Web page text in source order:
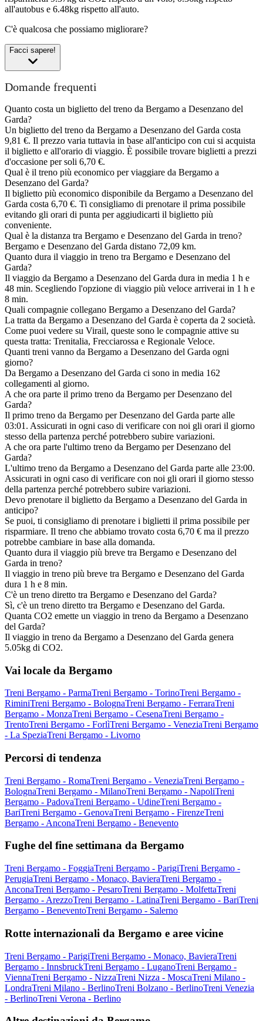
all'autobus e 6.48kg rispetto all'auto.
C'è qualcosa che possiamo migliorare?
Facci sapere!
Domande frequenti
Quanto costa un biglietto del treno da Bergamo a Desenzano del
Garda?
Un biglietto del treno da Bergamo a Desenzano del Garda costa
9,81 €. Il prezzo varia tuttavia in base all'anticipo con cui si acquista
il biglietto e all'orario di viaggio. È possibile trovare biglietti a prezzi
d'occasione per soli 6,70 €.
Qual è il treno più economico per viaggiare da Bergamo a
Desenzano del Garda?
Il biglietto più economico disponibile da Bergamo a Desenzano del
Garda costa 6,70 €. Ti consigliamo di prenotare il prima possibile
evitando gli orari di punta per aggiudicarti il biglietto più
conveniente.
Qual è la distanza tra Bergamo e Desenzano del Garda in treno?
Bergamo e Desenzano del Garda distano 72,09 km.
Quanto dura il viaggio in treno tra Bergamo e Desenzano del
Garda?
Il viaggio da Bergamo a Desenzano del Garda dura in media 1 h e
48 min. Scegliendo l'opzione di viaggio più veloce arriverai in 1 h e
8 min.
Quali compagnie collegano Bergamo a Desenzano del Garda?
La tratta da Bergamo a Desenzano del Garda è coperta da 2 società.
Come puoi vedere su Virail, queste sono le compagnie attive su
questa tratta: Trenitalia, Frecciarossa e Regionale Veloce.
Quanti treni vanno da Bergamo a Desenzano del Garda ogni
giorno?
Da Bergamo a Desenzano del Garda ci sono in media 162
collegamenti al giorno.
A che ora parte il primo treno da Bergamo per Desenzano del
Garda?
Il primo treno da Bergamo per Desenzano del Garda parte alle
03:01. Assicurati in ogni caso di verificare con noi gli orari il giorno
stesso della partenza perché potrebbero subire variazioni.
A che ora parte l'ultimo treno da Bergamo per Desenzano del
Garda?
L'ultimo treno da Bergamo a Desenzano del Garda parte alle 23:00.
Assicurati in ogni caso di verificare con noi gli orari il giorno stesso
della partenza perché potrebbero subire variazioni.
Devo prenotare il biglietto da Bergamo a Desenzano del Garda in
anticipo?
Se puoi, ti consigliamo di prenotare i biglietti il prima possibile per
risparmiare. Il treno che abbiamo trovato costa 6,70 € ma il prezzo
potrebbe cambiare in base alla domanda.
Quanto dura il viaggio più breve tra Bergamo e Desenzano del
Garda in treno?
Il viaggio in treno più breve tra Bergamo e Desenzano del Garda
dura 1 h e 8 min.
C'è un treno diretto tra Bergamo e Desenzano del Garda?
Sì, c'è un treno diretto tra Bergamo e Desenzano del Garda.
Quanta CO2 emette un viaggio in treno da Bergamo a Desenzano
del Garda?
Il viaggio in treno da Bergamo a Desenzano del Garda genera
5.05kg di CO2.
Vai locale da Bergamo
Treni Bergamo - ParmaTreni Bergamo - TorinoTreni Bergamo -
RiminiTreni Bergamo - BolognaTreni Bergamo - FerraraTreni
Bergamo - MonzaTreni Bergamo - CesenaTreni Bergamo -
TrentoTreni Bergamo - ForlìTreni Bergamo - VeneziaTreni Bergamo
- La SpeziaTreni Bergamo - Livorno
Percorsi di tendenza
Treni Bergamo - RomaTreni Bergamo - VeneziaTreni Bergamo -
BolognaTreni Bergamo - MilanoTreni Bergamo - NapoliTreni
Bergamo - PadovaTreni Bergamo - UdineTreni Bergamo -
BariTreni Bergamo - GenovaTreni Bergamo - FirenzeTreni
Bergamo - AnconaTreni Bergamo - Benevento
Fughe del fine settimana da Bergamo
Treni Bergamo - FoggiaTreni Bergamo - ParigiTreni Bergamo -
PerugiaTreni Bergamo - Monaco, BavieraTreni Bergamo -
AnconaTreni Bergamo - PesaroTreni Bergamo - MolfettaTreni
Bergamo - ArezzoTreni Bergamo - LatinaTreni Bergamo - BariTreni
Bergamo - BeneventoTreni Bergamo - Salerno
Rotte internazionali da Bergamo e aree vicine
Treni Bergamo - ParigiTreni Bergamo - Monaco, BavieraTreni
Bergamo - InnsbruckTreni Bergamo - LuganoTreni Bergamo -
ViennaTreni Bergamo - NizzaTreni Nizza - MoscaTreni Milano -
LondraTreni Milano - BerlinoTreni Bolzano - BerlinoTreni Venezia
- BerlinoTreni Verona - Berlino